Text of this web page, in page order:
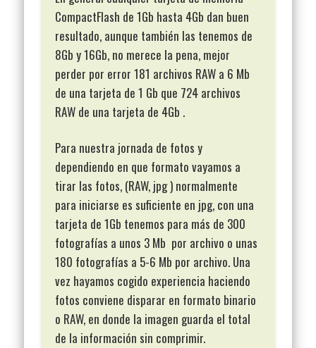
CompactFlash de 1Gb hasta 4Gb dan buen
resultado, aunque también las tenemos de
8Gb y 16Gb, no merece la pena, mejor
perder por error 181 archivos RAW a 6 Mb
de una tarjeta de 1 Gb que 724 archivos
RAW de una tarjeta de 4Gb .
Para nuestra jornada de fotos y
dependiendo en que formato vayamos a
tirar las fotos, (RAW, jpg ) normalmente
para iniciarse es suficiente en jpg, con una
tarjeta de 1Gb tenemos para más de 300
fotografías a unos 3 Mb por archivo o unas
180 fotografías a 5-6 Mb por archivo. Una
vez hayamos cogido experiencia haciendo
fotos conviene disparar en formato binario
o RAW, en donde la imagen guarda el total
de la información sin comprimir.